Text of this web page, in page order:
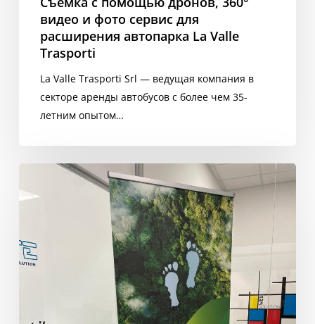
Trasporti
видео и фото сервис для
расширения автопарка La Valle
Trasporti
La Valle Trasporti Srl — ведущая компания в
секторе аренды автобусов с более чем 35-
летним опытом…
Создание
ролл-
ZIG
«Поколение